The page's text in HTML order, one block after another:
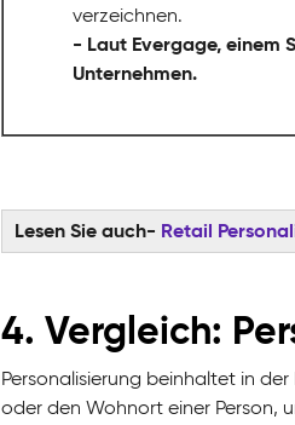
verzeichnen.
- Laut Evergage, einem
Unternehmen.
Lesen Sie auch- Retail
4. Vergleich:
Personalisierung beinhaltet in
oder den Wohnort einer Person,